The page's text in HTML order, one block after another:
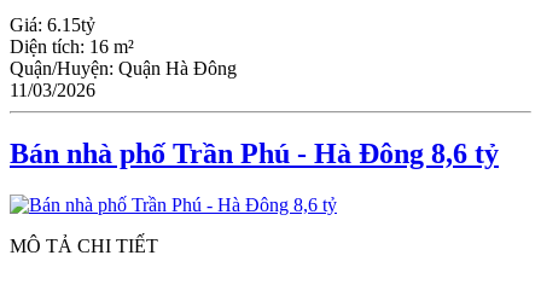
Giá: 6.15tỷ
Diện tích: 16 m²
Quận/Huyện: Quận Hà Đông
11/03/2026
Bán nhà phố Trần Phú - Hà Đông 8,6 tỷ
MÔ TẢ CHI TIẾT